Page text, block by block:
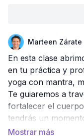
Marteen Zárate
En esta clase
en tu práctica y
yoga con mantra,
Te guiaremos a
fortalecer el
tendrás un
resolver dudas y